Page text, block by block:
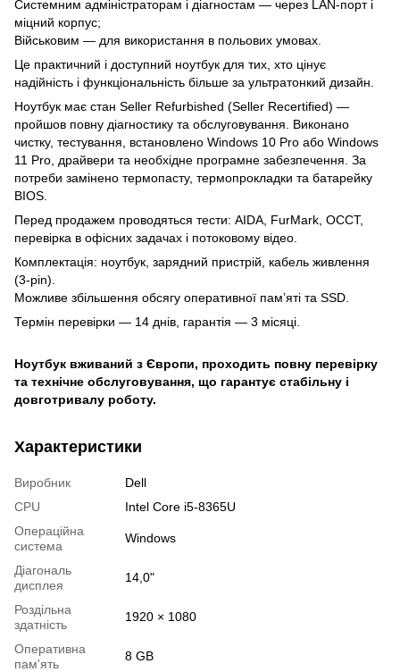
Системним адміністраторам і діагностам — через LAN-порт і
міцний корпус;
Військовим — для використання в польових умовах.
Це практичний і доступний ноутбук для тих, хто цінує
надійність і функціональність більше за ультратонкий дизайн.
Ноутбук має стан Seller Refurbished (Seller Recertified) —
пройшов повну діагностику та обслуговування. Виконано
чистку, тестування, встановлено Windows 10 Pro або Windows
11 Pro, драйвери та необхідне програмне забезпечення. За
потреби замінено термопасту, термопрокладки та батарейку
BIOS.
Перед продажем проводяться тести: AIDA, FurMark, OCCT,
перевірка в офісних задачах і потоковому відео.
Комплектація: ноутбук, зарядний пристрій, кабель живлення
(3-pin).
Можливе збільшення обсягу оперативної пам’яті та SSD.
Термін перевірки — 14 днів, гарантія — 3 місяці.
Ноутбук вживаний з Європи, проходить повну перевірку
та технічне обслуговування, що гарантує стабільну і
довготривалу роботу.
Характеристики
Виробник
Dell
CPU
Intel Core i5-8365U
Операційна
система
Windows
Діагональ
дисплея
14,0"
Роздільна
здатність
1920 × 1080
Оперативна
пам'ять
8 GB